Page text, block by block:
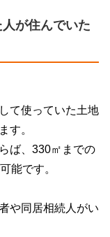
が住んでいた
て使っていた土地
す。
ば、 330㎡までの
能です。
や同居相続人がい